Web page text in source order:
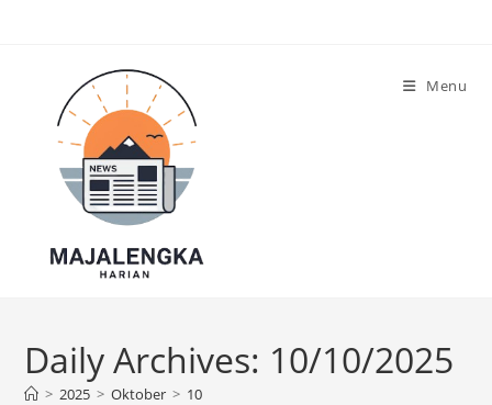
Menu
Daily Archives: 10/10/2025
> 2025 > Oktober > 10